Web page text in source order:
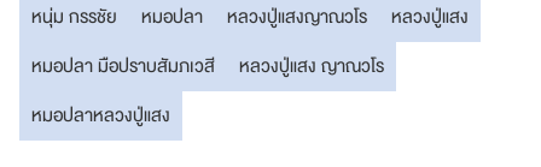
หนุ่ม กรรชัย หมอปลา หลวงปู่แสงญาณวโร
หลวงปู่แสง
หมอปลา มือปราบสัมภเวสี
หลวงปู่แสง ญาณวโร
หมอปลาหลวงปู่แสง